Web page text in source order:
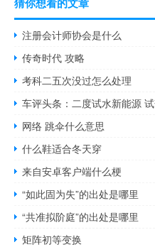
注册会计师协会是什么
传奇时代 攻略
考科二五次没过怎么处理
车评头条：二度试水新能源
网络 跳伞什么意思
什么鞋适合冬天穿
来自安卓客户端什么梗
“如此固为失”的出处是哪里
“共准拟阶庭”的出处是哪里
矩阵初等变换